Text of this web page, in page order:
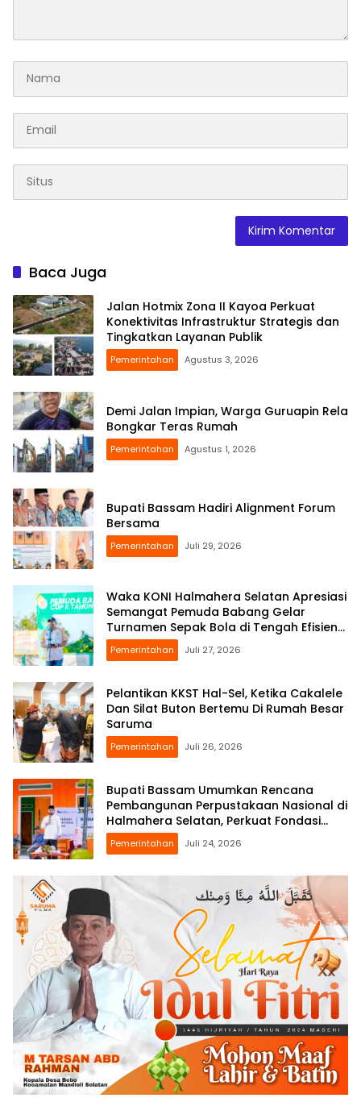
Baca Juga
Jalan Hotmix Zona II Kayoa Perkuat
Konektivitas Infrastruktur Strategis dan
Tingkatkan Layanan Publik
Pemerintahan Agustus 3, 2026
Demi Jalan Impian, Warga Guruapin Rela
Bongkar Teras Rumah
Pemerintahan Agustus 1, 2026
Bupati Bassam Hadiri Alignment Forum
Bersama
Pemerintahan Juli 29, 2026
Waka KONI Halmahera Selatan Apresiasi
Semangat Pemuda Babang Gelar
Turnamen Sepak Bola di Tengah Efisiensi
Anggaran
Pemerintahan Juli 27, 2026
Pelantikan KKST Hal-Sel, Ketika Cakalele
Dan Silat Buton Bertemu Di Rumah Besar
Saruma
Pemerintahan Juli 26, 2026
Bupati Bassam Umumkan Rencana
Pembangunan Perpustakaan Nasional di
Halmahera Selatan, Perkuat Fondasi
Literasi Daerah
Pemerintahan Juli 24, 2026